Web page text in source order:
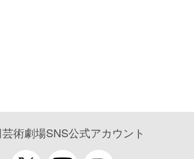
術劇場SNS公式アカウント